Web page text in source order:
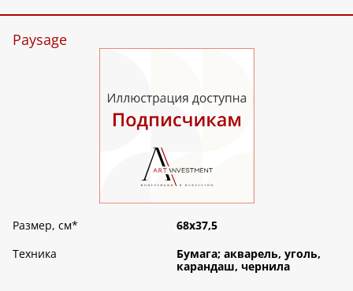
Paysage
Размер, см*
68х37,5
Техника
Бумага; акварель, уголь,
карандаш, чернила